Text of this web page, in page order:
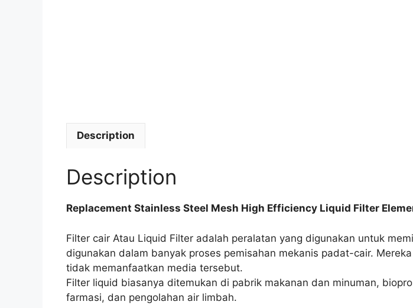
Description
Description
Replacement Stainless Steel Mesh High Efficiency Liquid Filter
Filter cair Atau Liquid Filter adalah peralatan yang digunakan untuk
digunakan dalam banyak proses pemisahan mekanis padat-cair.
tidak memanfaatkan media tersebut.
Filter liquid biasanya ditemukan di pabrik makanan dan minuman,
farmasi, dan pengolahan air limbah.